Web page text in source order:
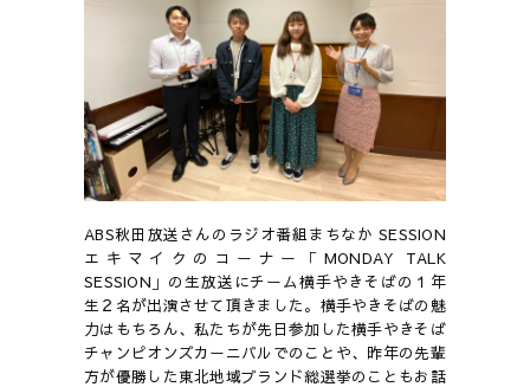
ABS秋田放送さんのラジオ番組まちなか SESSION
エキマイクのコーナー「MONDAY TALK
SESSION」の生放送にチーム横手やきそばの１年
生２名が出演させて頂きました。横手やきそばの魅
力はもちろん、私たちが先日参加した横手やきそば
チャンピオンズカーニバルでのことや、昨年の先輩
方が優勝した東北地域ブランド総選挙のこともお話